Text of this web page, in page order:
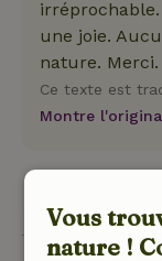
une joie.
nature. Merci.
Ce texte est
Montre
Vous
nature !